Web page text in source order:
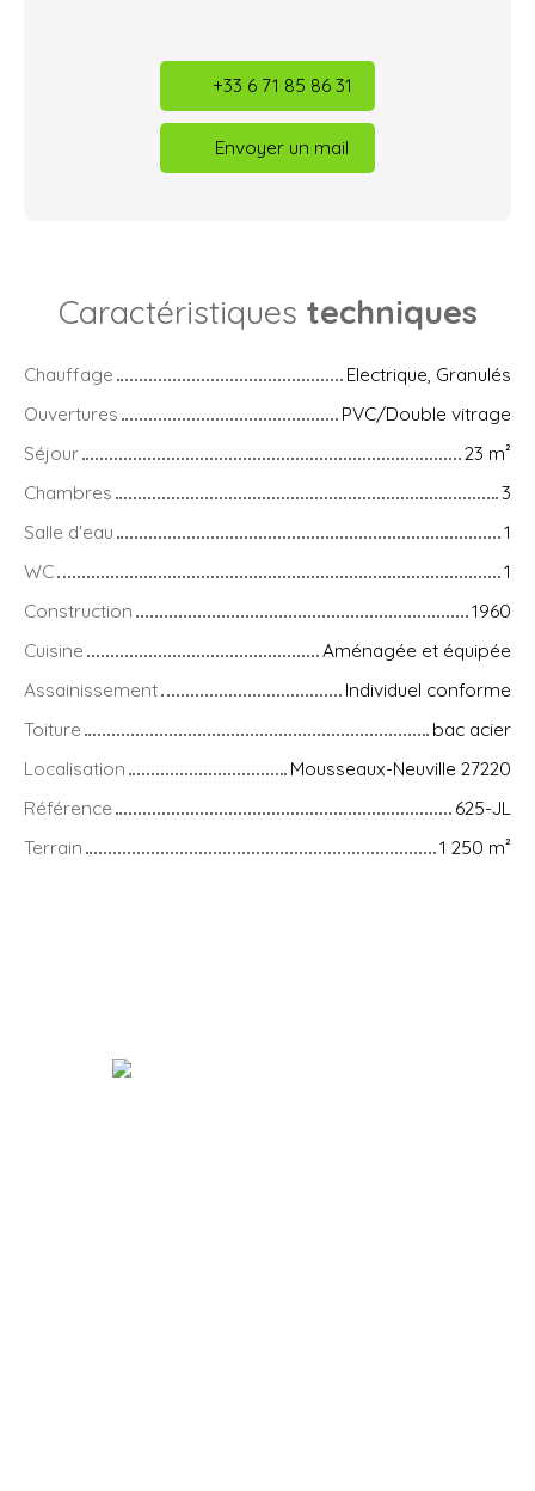
+33 6 71 85 86 31
Envoyer un mail
Caractéristiques techniques
Chauffage
Electrique, Granulés
Ouvertures
PVC/Double vitrage
Séjour
23 m²
Chambres
3
Salle d'eau
1
WC
1
Construction
1960
Cuisine
Aménagée et équipée
Assainissement
Individuel conforme
Toiture
bac acier
Localisation
Mousseaux-Neuville 27220
Référence
625-JL
Terrain
1 250 m²